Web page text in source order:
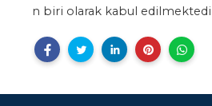
n biri olarak kabul